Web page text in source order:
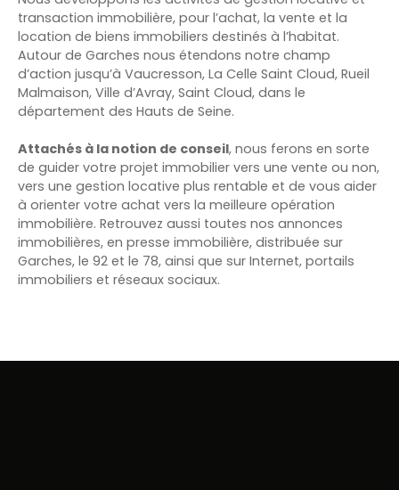
transaction immobilière, pour l’achat, la vente et la
location de biens immobiliers destinés à l’habitat.
Autour de Garches nous étendons notre champ
d’action jusqu’à Vaucresson, La Celle Saint Cloud, Rueil
Malmaison, Ville d’Avray, Saint Cloud, dans le
département des Hauts de Seine.
Attachés à la notion de conseil, nous ferons en sorte
de guider votre projet immobilier vers une vente ou non,
vers une gestion locative plus rentable et de vous aider
à orienter votre achat vers la meilleure opération
immobilière. Retrouvez aussi toutes nos annonces
immobilières, en presse immobilière, distribuée sur
Garches, le 92 et le 78, ainsi que sur Internet, portails
immobiliers et réseaux sociaux.